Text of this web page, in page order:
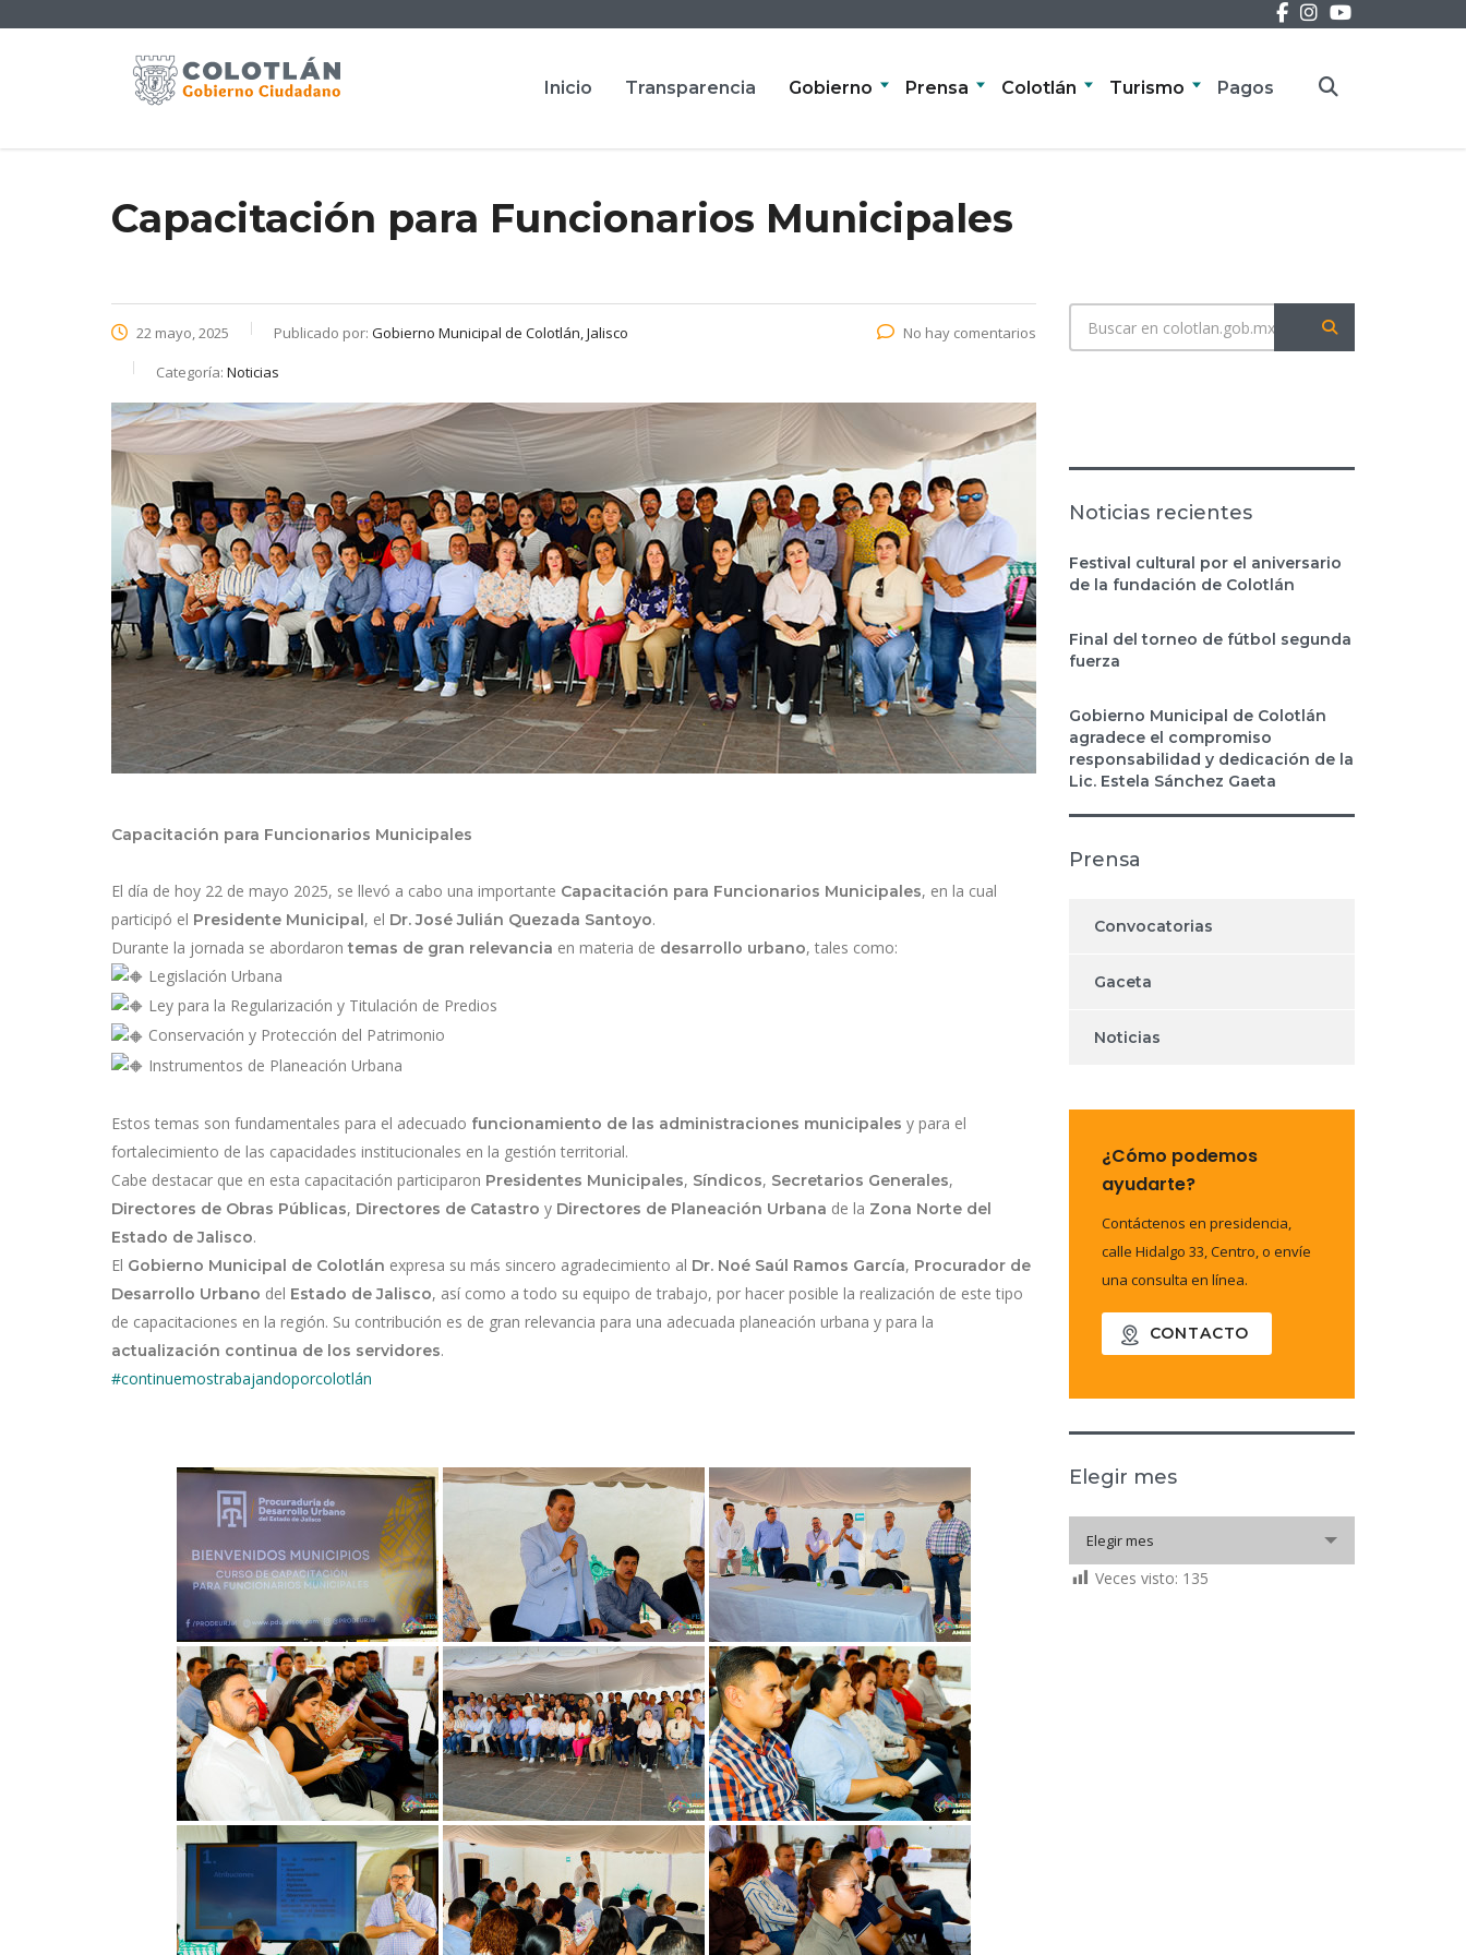
Inicio Transparencia Gobierno Prensa Colotlán Turismo Pagos
Capacitación para Funcionarios Municipales
22 mayo, 2025 Publicado por: Gobierno Municipal de Colotlán, Jalisco
Categoría: Noticias
No hay comentarios
Capacitación para Funcionarios Municipales
El día de hoy 22 de mayo 2025, se llevó a cabo una importante Capacitación para Funcionarios Municipales, en la cual
participó el Presidente Municipal, el Dr. José Julián Quezada Santoyo.
Durante la jornada se abordarontemas de gran relevancia en materia de desarrollo urbano, tales como:
Legislación Urbana
Ley para la Regularización y Titulación de Predios
Conservación y Protección del Patrimonio
Instrumentos de Planeación Urbana
Estos temas son fundamentales para el adecuado funcionamiento de las administraciones municipales y para el
fortalecimiento de las capacidades institucionales en la gestión territorial.
Cabe destacar que en esta capacitación participaron Presidentes Municipales, Síndicos, Secretarios Generales,
Directores de Obras Públicas, Directores de Catastro y Directores de Planeación Urbana de la Zona Norte del
Estado de Jalisco.
El Gobierno Municipal de Colotlán expresa su más sincero agradecimiento al Dr. Noé Saúl Ramos García, Procurador de
Desarrollo Urbano del Estado de Jalisco, así como a todo su equipo de trabajo, por hacer posible la realización de este tipo
de capacitaciones en la región. Su contribución es de gran relevancia para una adecuada planeación urbana y para la
actualización continua de los servidores.
#continuemostrabajandoporcolotlán
Noticias recientes
Festival cultural por el aniversario
de la fundación de Colotlán
Final del torneo de fútbol segunda
fuerza
Gobierno Municipal de Colotlán
agradece el compromiso
responsabilidad y dedicación de la
Lic. Estela Sánchez Gaeta
Prensa
Convocatorias
Gaceta
Noticias
¿Cómo podemos
ayudarte?
Contáctenos en presidencia,
calle Hidalgo 33, Centro, o envíe
una consulta en línea.
CONTACTO
Elegir mes
Elegir mes
Veces visto: 135